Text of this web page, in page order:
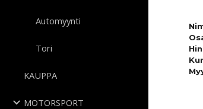
Automyynti
Tori
KAUPPA
MOTORSPORT